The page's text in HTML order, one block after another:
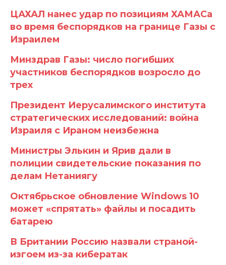
ЦАХАЛ нанес удар по позициям ХАМАСа
во время беспорядков на границе Газы с
Израилем
Минздрав Газы: число погибших
участников беспорядков возросло до
трех
Президент Иерусалимского института
стратегических исследований: война
Израиля с Ираном неизбежна
Министры Элькин и Ярив дали в
полиции свидетельские показания по
делам Нетаниягу
Октябрьское обновление Windows 10
может «спрятать» файлы и посадить
батарею
В Британии Россию назвали страной-
изгоем из-за кибератак